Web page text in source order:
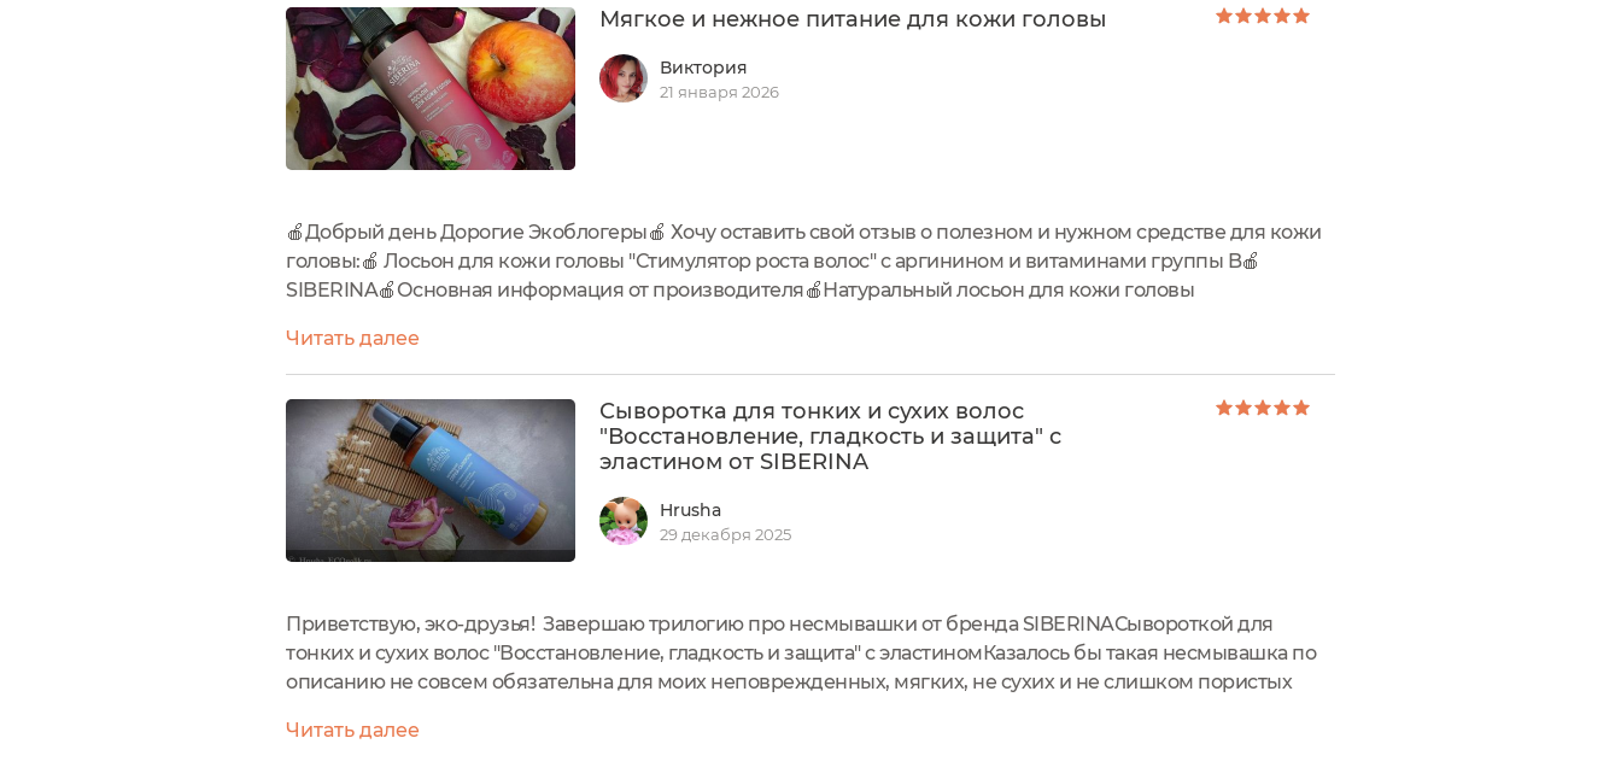
Мягкое и нежное питание для кожи головы
Виктория
21 января 2026
🍎Добрый день Дорогие Экоблогеры🍎 Хочу оставить свой отзыв о полезном и нужном средстве для кожи
головы:🍎 Лосьон для кожи головы "Стимулятор роста волос" с аргинином и витаминами группы B🍎
SIBERINA🍎Основная информация от производителя🍎Натуральный лосьон для кожи головы
Читать далее
Сыворотка для тонких и сухих волос
"Восстановление, гладкость и защита" с
эластином от SIBERINA
Hrusha
29 декабря 2025
Приветствую, эко-друзья! Завершаю трилогию про несмывашки от бренда SIBERINAСывороткой для
тонких и сухих волос "Восстановление, гладкость и защита" с эластиномКазалось бы такая несмывашка по
описанию не совсем обязательна для моих неповрежденных, мягких, не сухих и не слишком пористых
восстанавливать...
Читать далее